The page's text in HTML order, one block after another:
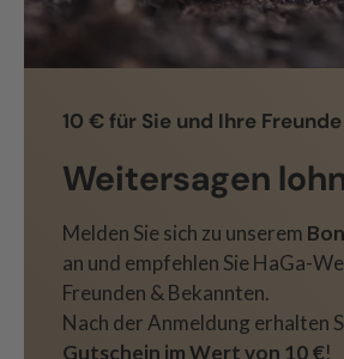
10 € für Sie und Ihre Freunde
Weitersagen
Melden Sie sich zu unserem
an und empfehlen Sie HaGa-
Freunden & Bekannten.
Nach der Anmeldung erhalten
Gutschein im Wert von 10 €!